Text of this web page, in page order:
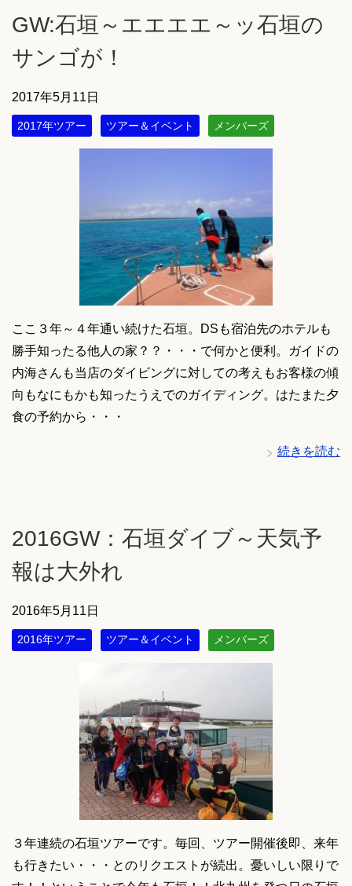
GW:石垣～エエエエ～ッ石垣の
サンゴが！
2017年5月11日
2017年ツアー ツアー＆イベント メンバーズ
ここ３年～４年通い続けた石垣。DSも宿泊先のホテルも
勝手知ったる他人の家？？・・・で何かと便利。ガイドの
内海さんも当店のダイビングに対しての考えもお客様の傾
向もなにもかも知ったうえでのガイディング。はたまた夕
食の予約から・・・
続きを読む
2016GW：石垣ダイブ～天気予
報は大外れ
2016年5月11日
2016年ツアー ツアー＆イベント メンバーズ
３年連続の石垣ツアーです。毎回、ツアー開催後即、来年
も行きたい・・・とのリクエストが続出。憂いしい限りで